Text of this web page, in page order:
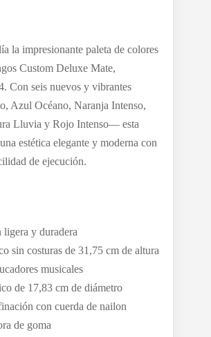
la impresionante paleta de colores
Custom Deluxe Mate,
Con seis nuevos y vibrantes
Azul Océano, Naranja Intenso,
Lluvia y Rojo Intenso— esta
estética elegante y moderna con
de ejecución.
ligera y duradera
sin costuras de 31,75 cm de altura
musicales
de 17,83 cm de diámetro
con cuerda de nailon
de goma